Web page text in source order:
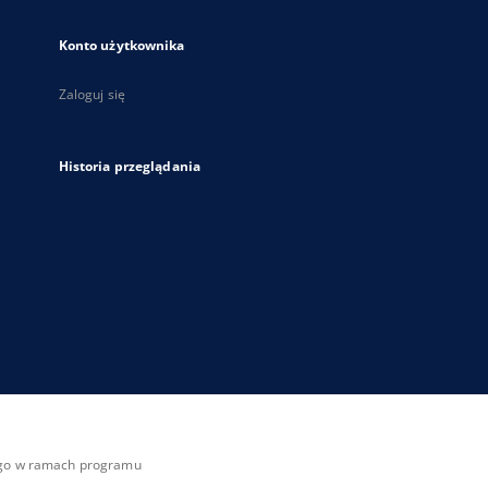
Konto użytkownika
Zaloguj się
Historia przeglądania
w ramach programu